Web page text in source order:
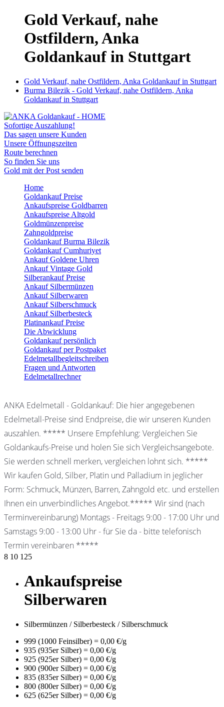
Gold Verkauf, nahe
Ostfildern, Anka
Goldankauf in Stuttgart
Gold Verkauf, nahe Ostfildern, Anka Goldankauf in Stuttgart
Burma Bilezik - Gold Verkauf, nahe Ostfildern, Anka
Goldankauf in Stuttgart
Sofortige Auszahlung!
Das sagen unsere Kunden
Unsere Öffnungszeiten
Route berechnen
So finden Sie uns
Gold mit der Post senden
Home
Goldankauf Preise
Ankaufspreise Goldbarren
Ankaufspreise Altgold
Goldmünzenpreise
Zahngoldpreise
Goldankauf Burma Bilezik
Goldankauf Cumhuriyet
Ankauf Goldene Uhren
Ankauf Vintage Gold
Silberankauf Preise
Ankauf Silbermünzen
Ankauf Silberwaren
Ankauf Silberschmuck
Ankauf Silberbesteck
Platinankauf Preise
Die Abwicklung
Goldankauf persönlich
Goldankauf per Postpaket
Edelmetallbegleitschreiben
Fragen und Antworten
Edelmetallrechner
ANKA Edelmetall - Goldankauf: Die hier angegebenen
Edelmetall-Preise sind Endpreise, die wir unseren Kunden
auszahlen. ***** Unsere Empfehlung: Vergleichen Sie
Goldankaufs-Preise und holen Sie sich Vergleichsangebote.
Sie werden schnell merken, vergleichen lohnt sich. *****
Wir kaufen Gold, Silber, Platin und Palladium in jeglicher
Form: Schmuck, Münzen, Barren, Zahngold etc. und erstellen
Ihnen ein unverbindliches Angebot.***** Wir sind (nach
Terminvereinbarung) Montags - Freitags 9:00 - 17:00 Uhr und
Samstags 9:00 - 13:00 Uhr - für Sie da - bitte telefonisch
Termin vereinbaren *****
8 10 125
Ankaufspreise
Silberwaren
Silbermünzen / Silberbesteck / Silberschmuck
999 (1000 Feinsilber) = 0,00 €/g
935 (935er Silber) = 0,00 €/g
925 (925er Silber) = 0,00 €/g
900 (900er Silber) = 0,00 €/g
835 (835er Silber) = 0,00 €/g
800 (800er Silber) = 0,00 €/g
625 (625er Silber) = 0,00 €/g